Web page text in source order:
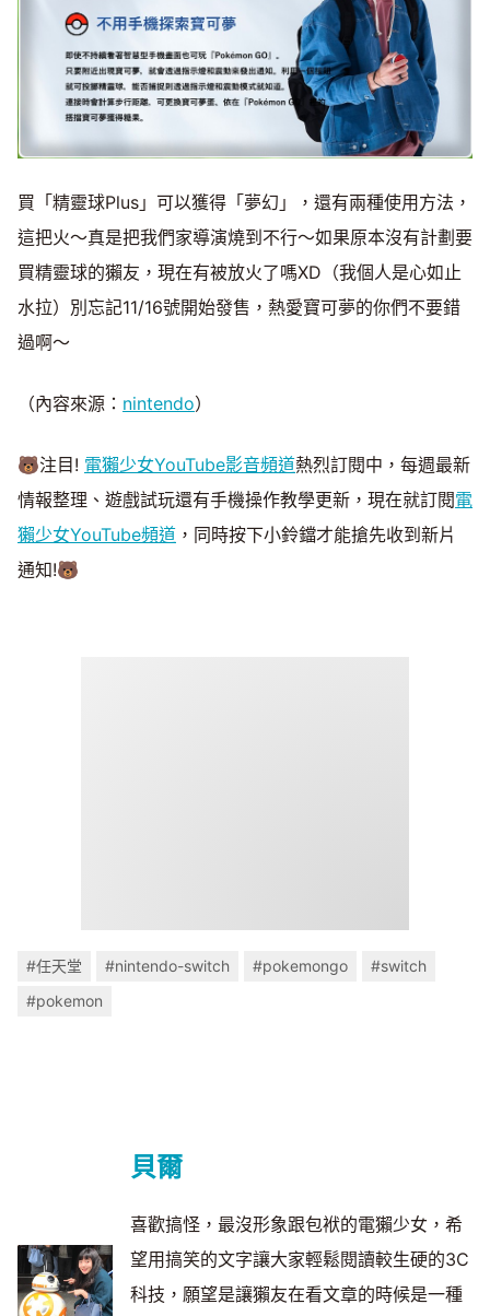
買「精靈球Plus」可以獲得「夢幻」，還有兩種使用方法，
這把火～真是把我們家導演燒到不行～如果原本沒有計劃要
買精靈球的獺友，現在有被放火了嗎XD（我個人是心如止
水拉）別忘記11/16號開始發售，熱愛寶可夢的你們不要錯
過啊～
（內容來源： nintendo）
🐻注目! 電獺少女YouTube影音頻道熱烈訂閱中，每週最新
情報整理、遊戲試玩還有手機操作教學更新，現在就訂閱電
獺少女YouTube頻道 ，同時按下小鈴鐺才能搶先收到新片
通知!🐻
#任天堂 #nintendo-switch #pokemongo
#switch
#pokemon
貝爾
喜歡搞怪，最沒形象跟包袱的電獺少女，希
望用搞笑的文字讓大家輕鬆閱讀較生硬的3C
科技，願望是讓獺友在看文章的時候是一種